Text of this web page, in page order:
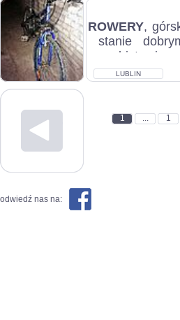
ROWERY,
stanie
osobisty nie
LUBLIN
1 ... 1
odwiedź nas na: